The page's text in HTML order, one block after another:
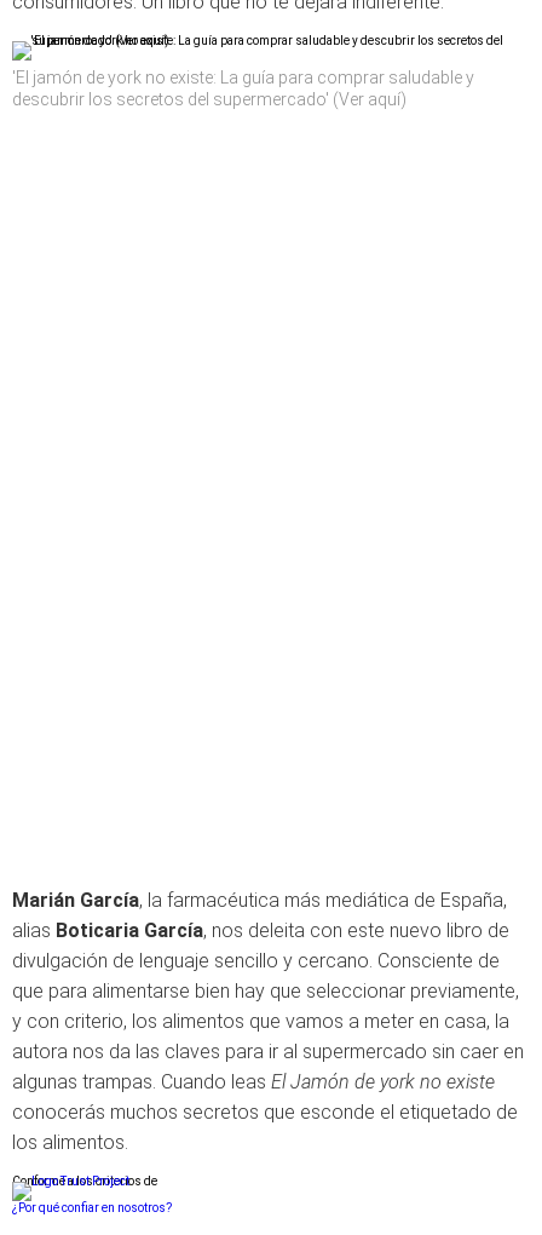
'El jamón de york no existe: La guía para comprar saludable y
descubrir los secretos del supermercado' (Ver aquí)
Marián García, la farmacéutica más mediática de España,
alias Boticaria García, nos deleita con este nuevo libro de
divulgación de lenguaje sencillo y cercano. Consciente de
que para alimentarse bien hay que seleccionar previamente,
y con criterio, los alimentos que vamos a meter en casa, la
autora nos da las claves para ir al supermercado sin caer en
algunas trampas. Cuando leas El Jamón de york no existe
conocerás muchos secretos que esconde el etiquetado de
los alimentos.
Conforme a los criterios de
¿Por qué confiar en nosotros?